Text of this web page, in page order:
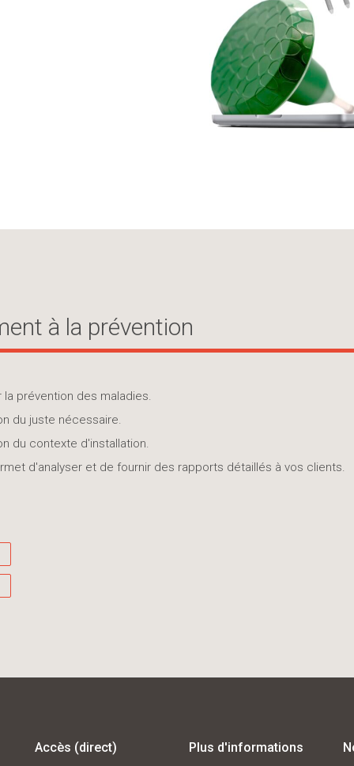
à la prévention
prévention des maladies.
du juste nécessaire.
du contexte d'installation.
d'analyser et de fournir des rapports détaillés à vos clients.
Accès (direct) Plus d'informations